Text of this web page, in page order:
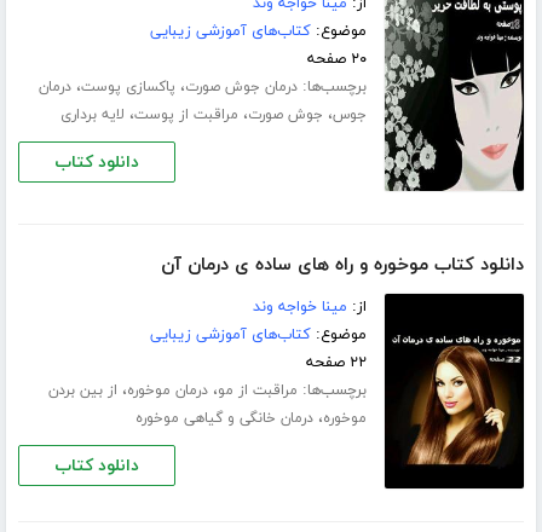
موضوع:کتاب‌های آموزشی زیبایی
۲۰ صفحه
برچسب‌ها:درمان جوش صورت، پاکسازی پوست،درمان
جوس، جوش صورت، مراقبت از پوست، لایه برداری
دانلود کتاب
دانلود کتاب موخوره و راه های ساده ی درمان آن
از: مینا خواجه وند
موضوع:کتاب‌های آموزشی زیبایی
۲۲ صفحه
برچسب‌ها: مراقبت از مو،درمان موخوره، از بین بردن
موخوره،درمان خانگی و گیاهی موخوره
دانلود کتاب